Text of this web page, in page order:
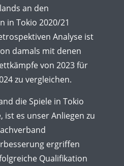
an den
in Tokio 2020/21
Analyse ist
damals mit denen
von 2023 für
zu vergleichen.
die Spiele in Tokio
ist es unser Anliegen zu
ergriffen
Qualifikation